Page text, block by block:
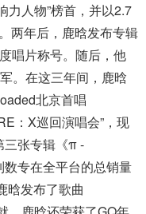
力人物”榜首，并以2.7
两年后，鹿晗发布专辑
唱片称号。随后，他
。在这三年间，鹿晗
北京首唱
：X巡回演唱会”，现
三张专辑《π -
数专在全平台的总销量
晗发布了歌曲